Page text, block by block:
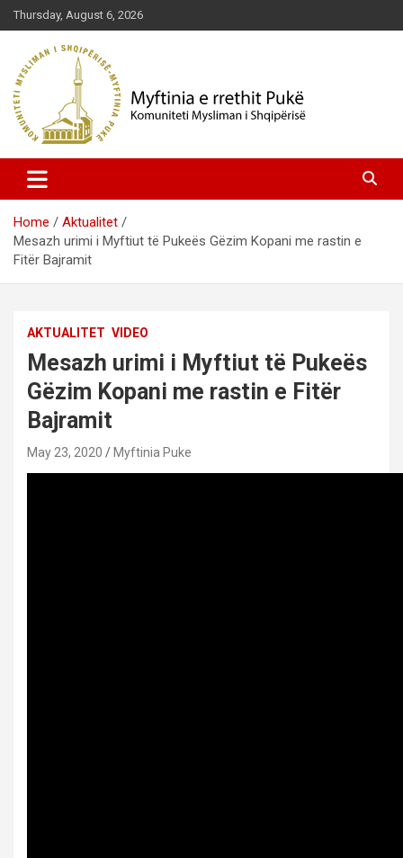
Skip
to
content
Thursday, August 6, 2026
Myftinia Pukë | Faqja Zyrtare
Home
Aktualitet
Mesazh urimi i Myftiut të Pukeës Gëzim Kopani me rastin e
Fitër Bajramit
AKTUALITET VIDEO
Mesazh urimi i Myftiut të Pukeës
Gëzim Kopani me rastin e Fitër
Bajramit
May 23, 2020 Myftinia Puke